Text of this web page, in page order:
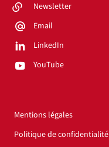
Newsletter
Email
LinkedIn
YouTube
Mentions légales
Politique de confidentialité